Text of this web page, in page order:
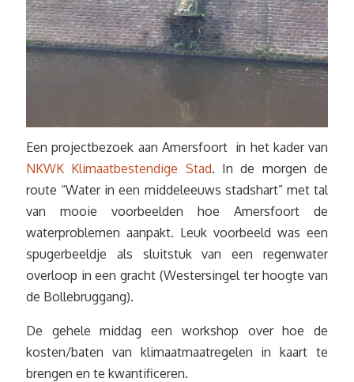
Een projectbezoek aan Amersfoort in het kader van
NKWK Klimaatbestendige Stad. In de morgen de
route “Water in een middeleeuws stadshart” met tal
van mooie voorbeelden hoe Amersfoort de
waterproblemen aanpakt. Leuk voorbeeld was een
spugerbeeldje als sluitstuk van een regenwater
overloop in een gracht (Westersingel ter hoogte van
de Bollebruggang).
De gehele middag een workshop over hoe de
kosten/baten van klimaatmaatregelen in kaart te
brengen en te kwantificeren.